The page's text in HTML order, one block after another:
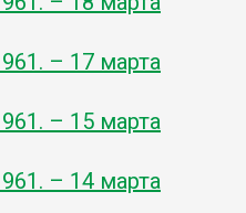
– 17 марта
– 15 марта
– 14 марта